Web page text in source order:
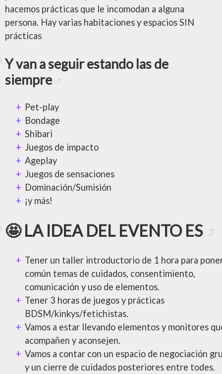
hacemos prácticas que le incomodan a alguna
persona. Hay varias habitaciones y espacios SIN
prácticas
Y van a seguir estando las de
siempre
Pet-play
Bondage
Shibari
Juegos de impacto
Ageplay
Juegos de sensaciones
Dominación/Sumisión
¡y más!
🤩 LA IDEA DEL EVENTO ES
Tener un taller introductorio de 1 hora para
común temas de cuidados, consentimiento,
comunicación y uso de elementos.
Tener 3 horas de juegos y prácticas
BDSM/kinkys/fetichistas.
Vamos a estar llevando elementos y monitores
acompañen y aconsejen.
Vamos a contar con un espacio de negociación
y un cierre de cuidados posteriores entre todes.